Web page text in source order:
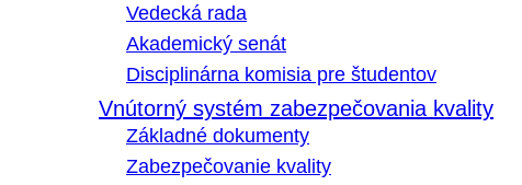
Vedecká rada
Akademický senát
Disciplinárna komisia pre študentov
Vnútorný systém zabezpečovania kvality
Základné dokumenty
Zabezpečovanie kvality